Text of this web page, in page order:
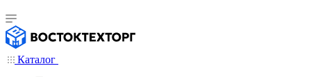
Каталог